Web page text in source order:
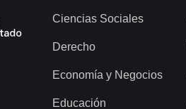
Ciencias Sociales
Derecho
Economía y Negocios
Educación